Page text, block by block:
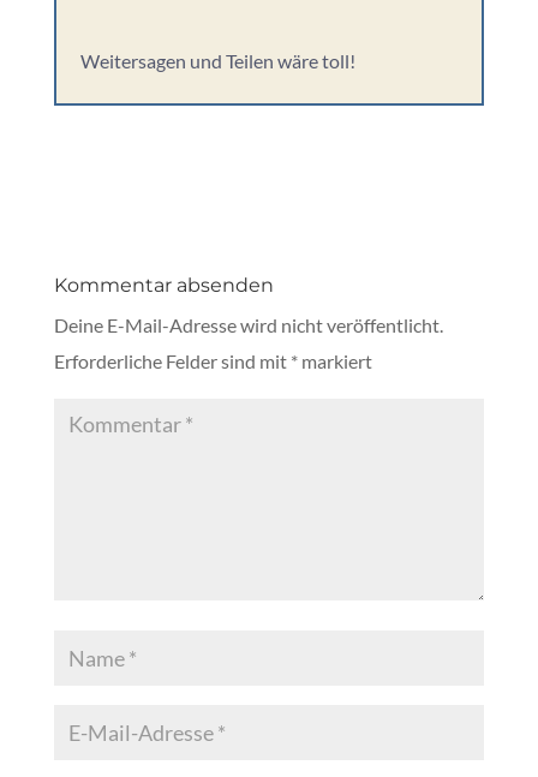
Weitersagen und Teilen wäre toll!
Kommentar absenden
Deine E-Mail-Adresse wird nicht veröffentlicht.
Erforderliche Felder sind mit *markiert